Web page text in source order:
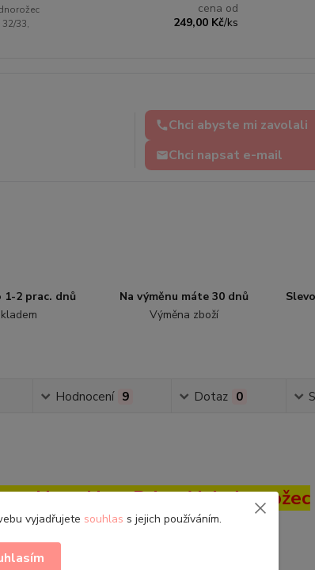
33,
cena od
249,00 Kč/ks
Chci abyste mi zavolali
Chci napsat e-mail
1-2 prac. dnů
Na výměnu máte 30 dnů
Výměna zboží
Hodnocení 9 Dotaz 0
Hawai Lux Print AL jednorožec
| 30-31 | 32-33 | 34-35
vyjadřujete souhlas s jejich používáním.